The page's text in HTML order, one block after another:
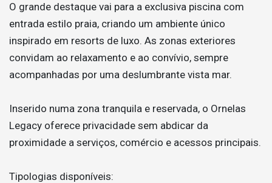
O grande destaque vai para a exclusiva piscina com
entrada estilo praia, criando um ambiente único
inspirado em resorts de luxo. As zonas exteriores
convidam ao relaxamento e ao convívio, sempre
acompanhadas por uma deslumbrante vista mar.
Inserido numa zona tranquila e reservada, o Ornelas
Legacy oferece privacidade sem abdicar da
proximidade a serviços, comércio e acessos principais.
Tipologias disponíveis: